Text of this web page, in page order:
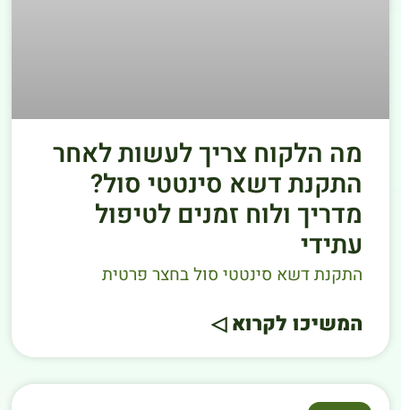
מה הלקוח צריך לעשות לאחר
התקנת דשא סינטטי סול?
מדריך ולוח זמנים לטיפול
עתידי
התקנת דשא סינטטי סול בחצר פרטית
המשיכו לקרוא ◁